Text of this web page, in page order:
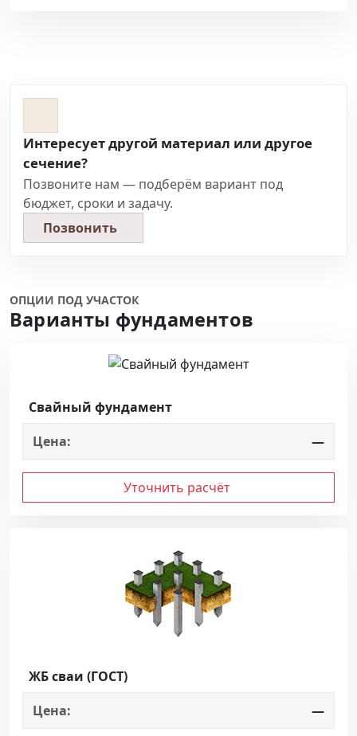
Интересует другой материал или другое
сечение?
Позвоните нам — подберём вариант под
бюджет, сроки и задачу.
Позвонить
ОПЦИИ ПОД УЧАСТОК
Варианты фундаментов
Свайный фундамент
Цена:
—
Уточнить расчёт
ЖБ сваи (ГОСТ)
Цена:
—